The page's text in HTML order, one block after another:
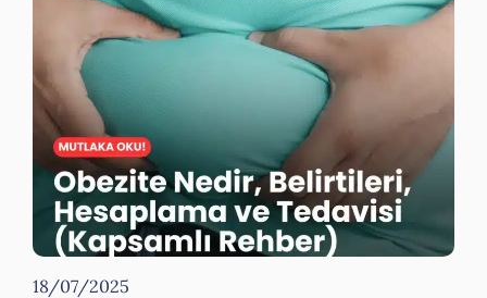
18/07/2025